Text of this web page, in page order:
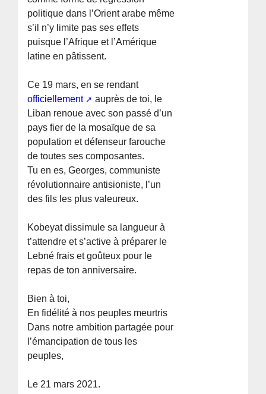
politique dans l’Orient arabe même
s’il n’y limite pas ses effets
puisque l’Afrique et l’Amérique
latine en pâtissent.
Ce 19 mars, en se rendant
officiellement
auprès de toi, le
Liban renoue avec son passé d’un
pays fier de la mosaïque de sa
population et défenseur farouche
de toutes ses composantes.
Tu en es, Georges, communiste
révolutionnaire antisioniste, l’un
des fils les plus valeureux.
Kobeyat dissimule sa langueur à
t’attendre et s’active à préparer le
Lebné frais et goûteux pour le
repas de ton anniversaire.
Bien à toi,
En fidélité à nos peuples meurtris
Dans notre ambition partagée pour
l’émancipation de tous les
peuples,
Le 21 mars 2021.